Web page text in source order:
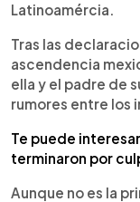
Latinoamércia.
Tras las
ascendencia
ella y el padre de
rumores entre los
Te puede
terminaron por
Aunque no es la